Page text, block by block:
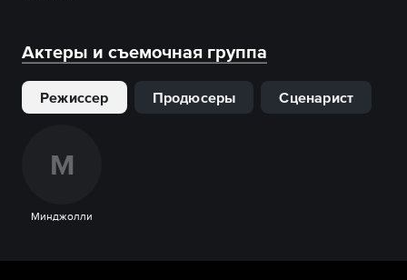
Актеры и съемочная группа
Режиссер Продюсеры Сценарист
М
Минджолли